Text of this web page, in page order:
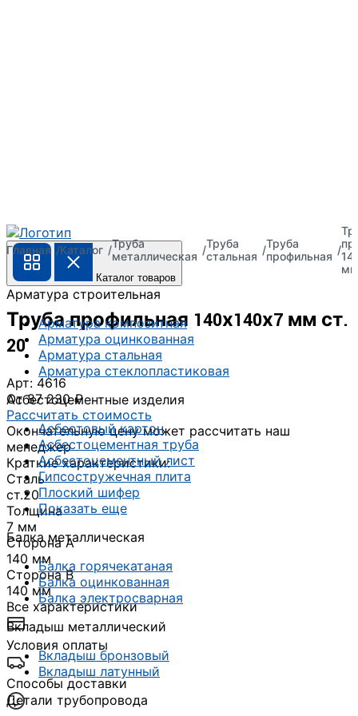
Каталог товаров
Арматура строительная
Арматура композитная
Арматура оцинкованная
Арматура стальная
Арматура стеклопластиковая
Асбестоцементные изделия
Асбестовый картон
Асбестоцементная труба
Асбестоцементный лист
Гипсостружечная плита
Плоский шифер
Показать еще
Балка металлическая
Балка горячекатаная
Балка оцинкованная
Балка электросварная
Вкладыш металлический
Вкладыш бронзовый
Вкладыш латунный
Детали трубопровода
Главная Каталог
Труба
металлическая
Труба
стальная
Труба
профильная
Труба профильная 140х140х7 мм ст.
20
Арт: 4616
От 87 230 ₽
Рассчитать стоимость
Окончательную цену может рассчитать наш
менеджер
Краткие характеристики:
Сталь
ст.20
Толщина
7 мм
Сторона А
140 мм
Сторона В
140 мм
Все характеристики
Условия оплаты
Способы доставки